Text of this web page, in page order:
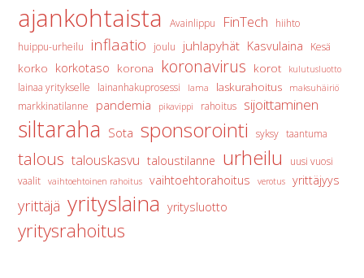
ajankohtaista Avainlippu FinTech
hiihto
huippu-urheilu
inflaatio joulu juhlapyhät Kasvulaina Kesä
korko korkotaso korona koronavirus korot kulutusluotto
lainaa yritykselle lainanhakuprosessi lama laskurahoitus maksuhäiriö
markkinatilanne pandemia pikavippi rahoitus sijoittaminen
siltaraha Sota sponsorointi syksy taantuma
talous talouskasvu taloustilanne urheilu
uusi vuosi
vaalit
vaihtoehtoinen rahoitus vaihtoehtorahoitus verotus yrittäjyys
yrittäjä yrityslaina yritysluotto
yritysrahoitus